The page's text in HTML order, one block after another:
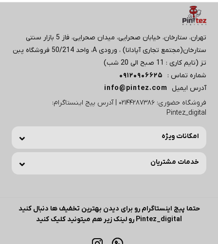
تهران، ستارخان، خیابان صحرایی، میدان صحرایی، فاز 5 بازار سنتی
ستارخان(مجتمع تجاری آپادانا) ، ورودی A، واحد 50/214 فروشگاه پبن
تز (تایم کاری : 11 صبح الی 20 شب)
شماره تماس :
09120906625
آدرس ایمیل
info@pintez.com
فروشگاه حضوری: 02144287386 | آدرس پیج اینستاگرام:
Pintez_digital
امکانات ویژه
خدمات مشتریان
حتما پیج اینستاگرام رو برای دیدن بهترین تخفیف ها دنبال کنید
Pintez_digital رو لینک زیر هم میتونید کلیک کنید